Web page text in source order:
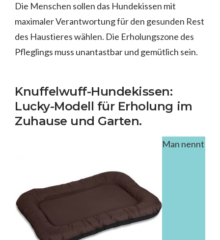
Die Menschen sollen das Hundekissen mit
maximaler Verantwortung für den gesunden Rest
des Haustieres wählen. Die Erholungszone des
Pfleglings muss unantastbar und gemütlich sein.
Knuffelwuff-Hundekissen:
Lucky-Modell für Erholung im
Zuhause und Garten.
Man nennt